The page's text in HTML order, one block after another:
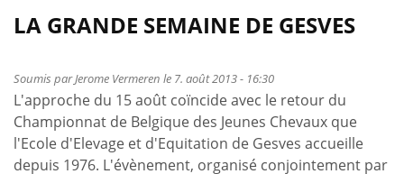
de
Avis
cavaliers
présents
lors
du
Cycle
LA GRANDE SEMAINE DE GESVES
Soumis parJerome Vermeren le 7. août 2013 - 16:30
L'approche du 15 août coïncide avec le retour du
Championnat de Belgique des Jeunes Chevaux que
l'Ecole d'Elevage et d'Equitation de Gesves accueille
depuis 1976. L'évènement, organisé conjointement par